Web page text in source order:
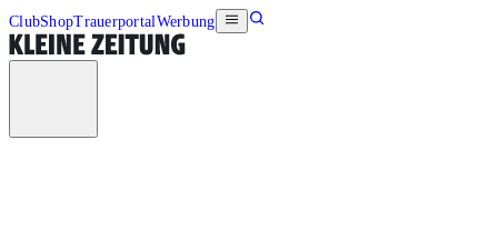
ClubShopTrauerportalWerbung